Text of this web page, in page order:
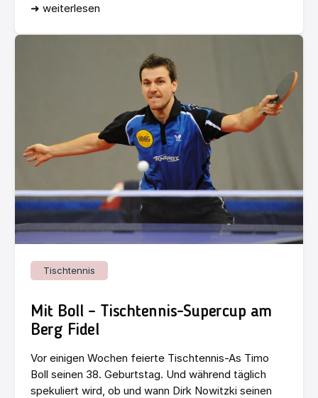
➜ weiterlesen
Tischtennis
Mit Boll – Tischtennis-Supercup am
Berg Fidel
Vor einigen Wochen feierte Tischtennis-As Timo
Boll seinen 38. Geburtstag. Und während täglich
spekuliert wird, ob und wann Dirk Nowitzki seinen